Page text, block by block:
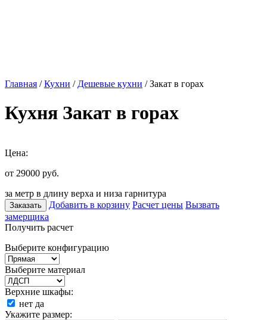
Главная /Кухни / Дешевые кухни / Закат в горах
Кухня Закат в горах
Цена:
от 29000 руб.
за метр в длину верха и низа гарнитура
Заказать Добавить в корзину Расчет цены Вызвать
замерщика
Получить расчет
Выберите конфигурацию
Выберите материал
Верхние шкафы:
нет да
Укажите размер: